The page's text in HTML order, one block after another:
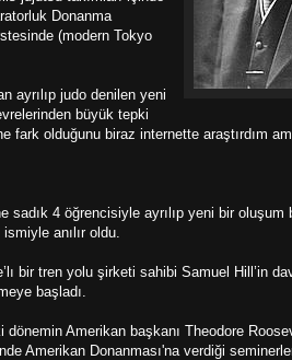
Donanma
(modern Tokyo
ayrılıp judo denilen yeni
büyük tepki
fark olduğunu biraz internette araştırdım
4 öğrencisiyle ayrılıp yeni bir oluşum
anılır oldu.
bir tren yolu şirketi sahibi Samuel Hill’in
başladı.
Amerikan başkanı Theodore
Amerikan Donanması'na verdiği